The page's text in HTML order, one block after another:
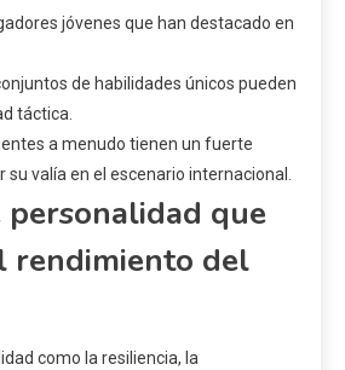
jóvenes que han destacado en
de habilidades únicos pueden
táctica.
a menudo tienen un fuerte
su valía en el escenario internacional.
personalidad que
rendimiento del
como la resiliencia, la